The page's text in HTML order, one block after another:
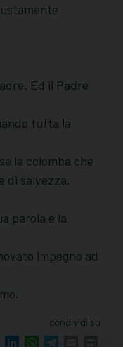
Ed il Padre
tutta la
la colomba che
di salvezza.
parola e la
impegno ad
condividi su
PinterestLinkedInWhatsApp